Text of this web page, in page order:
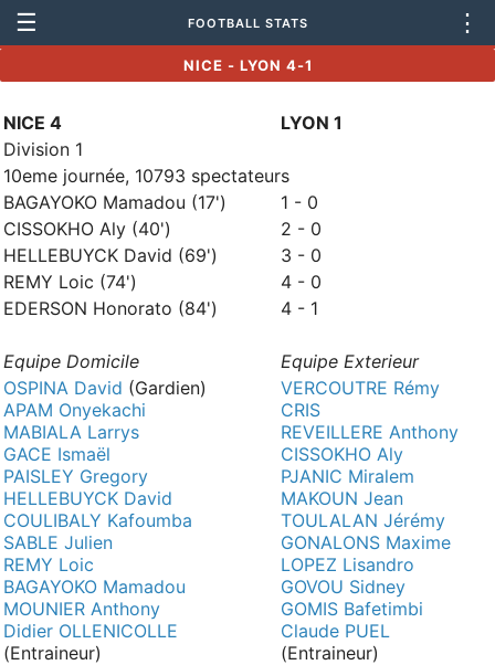
☰ FOOTBALL STATS ⋮
NICE - LYON 4-1
NICE 4
LYON 1
Division 1
10eme journée, 10793 spectateurs
BAGAYOKO Mamadou (17')
1 - 0
CISSOKHO Aly (40')
2 - 0
HELLEBUYCK David (69')
3 - 0
REMY Loic (74')
4 - 0
EDERSON Honorato (84')
4 - 1
Equipe Domicile
Equipe Exterieur
OSPINA David (Gardien)
APAM Onyekachi
MABIALA Larrys
GACE Ismaël
PAISLEY Gregory
HELLEBUYCK David
COULIBALY Kafoumba
SABLE Julien
REMY Loic
BAGAYOKO Mamadou
MOUNIER Anthony
Didier OLLENICOLLE
(Entraineur)
VERCOUTRE Rémy
CRIS
REVEILLERE Anthony
CISSOKHO Aly
PJANIC Miralem
MAKOUN Jean
TOULALAN Jérémy
GONALONS Maxime
LOPEZ Lisandro
GOVOU Sidney
GOMIS Bafetimbi
Claude PUEL
(Entraineur)